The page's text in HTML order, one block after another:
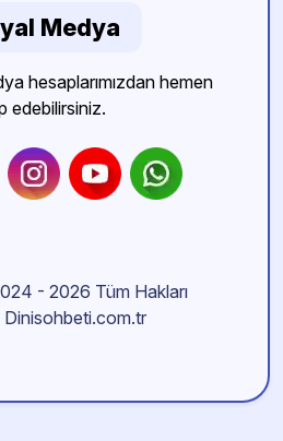
Medya
hesaplarımızdan hemen
edebilirsiniz.
- 2026 Tüm Hakları
| Dinisohbeti.com.tr